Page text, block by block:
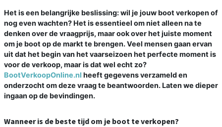
Het is een belangrijke beslissing: wil je jouw boot verkopen of
nog even wachten? Het is essentieel om niet alleen na te
denken over de vraagprijs, maar ook over het juiste moment
om je boot op de markt te brengen. Veel mensen gaan ervan
uit dat het begin van het vaarseizoen het perfecte moment is
voor de verkoop, maar is dat wel echt zo?
BootVerkoopOnline.nl heeft gegevens verzameld en
onderzocht om deze vraag te beantwoorden. Laten we dieper
ingaan op de bevindingen.
Wanneer is de beste tijd om je boot te verkopen?